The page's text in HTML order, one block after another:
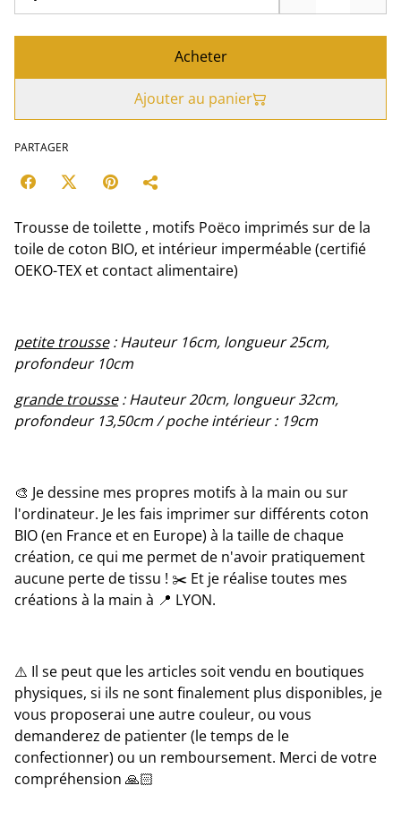
Acheter
Ajouter au panier
PARTAGER
Trousse de toilette , motifs Poëco imprimés sur de la
toile de coton BIO, et intérieur imperméable (certifié
OEKO-TEX et contact alimentaire)
petite trousse: Hauteur 16cm, longueur 25cm,
profondeur 10cm
grande trousse: Hauteur 20cm, longueur 32cm,
profondeur 13,50cm / poche intérieur : 19cm
🎨 Je dessine mes propres motifs à la main ou sur
l'ordinateur. Je les fais imprimer sur différents coton
BIO (en France et en Europe) à la taille de chaque
création, ce qui me permet de n'avoir pratiquement
aucune perte de tissu ! ✂️ Et je réalise toutes mes
créations à la main à 📍 LYON.
⚠️ Il se peut que les articles soit vendu en boutiques
physiques, si ils ne sont finalement plus disponibles, je
vous proposerai une autre couleur, ou vous
demanderez de patienter (le temps de le
confectionner) ou un remboursement. Merci de votre
compréhension 🙏🏻